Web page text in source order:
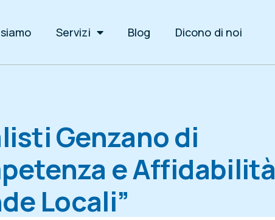
Servizi Blog Dicono di noi
Genzano di
e Affidabilità
Locali”